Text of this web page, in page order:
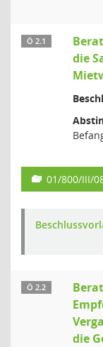
Ö 2.1
die
01/800/III/
Ö 2.2
die